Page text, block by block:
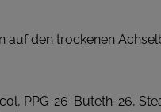
auf den trockenen
PPG-26-Buteth-26,